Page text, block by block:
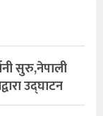
सुरु,नेपाली
उद्घाटन